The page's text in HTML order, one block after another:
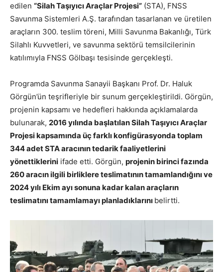
edilen “Silah Taşıyıcı Araçlar Projesi” (STA), FNSS
Savunma Sistemleri A.Ş. tarafından tasarlanan ve üretilen
araçların 300. teslim töreni, Milli Savunma Bakanlığı, Türk
Silahlı Kuvvetleri, ve savunma sektörü temsilcilerinin
katılımıyla FNSS Gölbaşı tesisinde gerçekleşti.
Programda Savunma Sanayii Başkanı Prof. Dr. Haluk
Görgün’ün teşrifleriyle bir sunum gerçekleştirildi. Görgün,
projenin kapsamı ve hedefleri hakkında açıklamalarda
bulunarak, 2016 yılında başlatılan Silah Taşıyıcı Araçlar
Projesi kapsamında üç farklı konfigürasyonda toplam
344 adet STA aracının tedarik faaliyetlerini
yönettiklerini ifade etti. Görgün, projenin birinci fazında
260 aracın ilgili birliklere teslimatının tamamlandığını ve
2024 yılı Ekim ayı sonuna kadar kalan araçların
teslimatını tamamlamayı planladıklarını belirtti.